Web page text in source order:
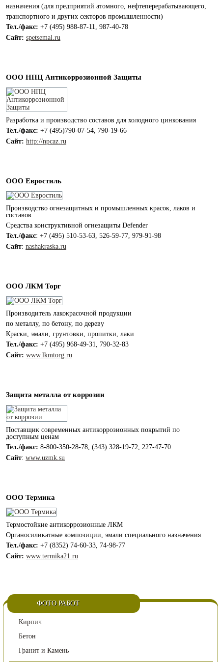
назначения (для предприятий атомного, нефтеперерабатывающего,
транспортного и других секторов промышленности)
Тел./факс: +7 (495) 988-87-11, 987-40-78
Cайт: spetsemal.ru
ООО НПЦ Антикоррозионной Защиты
Разработка и производство составов для холодного цинкования
Тел./факс: +7 (495)790-07-54, 790-19-66
Сайт: http://npcaz.ru
ООО Евростиль
Производство огнезащитных и промышленных красок, лаков и
составов
Средства конструктивной огнезащиты Defender
Тел./факс: +7 (495) 510-53-63, 526-59-77, 979-91-98
Сайт: nashakraska.ru
ООО ЛКМ Торг
Производитель лакокрасочной продукции
по металлу, по бетону, по дереву
Краски, эмали, грунтовки, пропитки, лаки
Тел./факс: +7 (495) 968-49-31, 790-32-83
Сайт: www.lkmtorg.ru
Защита металла от коррозии
Поставщик современных антикоррозионных покрытий по
доступным ценам
Тел./факс: 8-800-350-28-78, (343) 328-19-72, 227-47-70
Сайт: www.uzmk.su
ООО Термика
Термостойкие антикоррозионные ЛКМ
Органосиликатные композиции, эмали специального назначения
Тел./факс: +7 (8352) 74-60-33, 74-98-77
Сайт: www.termika21.ru
ФОТО РАБОТ
Кирпич
Бетон
Гранит и Камень